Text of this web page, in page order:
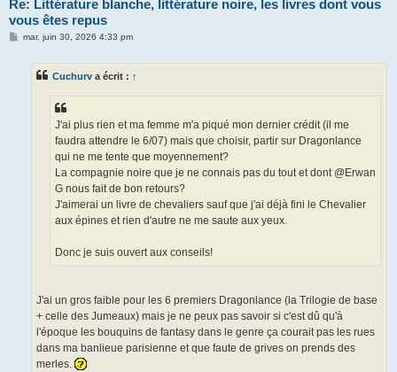
Re: Littérature blanche, littérature noire, les livres dont vous
vous êtes repus
Mmar. juin 30, 2026 4:33 pm
Cuchurv a écrit : ↑
J'ai plus rien et ma femme m'a piqué mon dernier crédit (il me
faudra attendre le 6/07) mais que choisir, partir sur Dragonlance
qui ne me tente que moyennement?
La compagnie noire que je ne connais pas du tout et dont @Erwan
G nous fait de bon retours?
J'aimerai un livre de chevaliers sauf que j'ai déjà fini le Chevalier
aux épines et rien d'autre ne me saute aux yeux.
Donc je suis ouvert aux conseils!
J'ai un gros faible pour les 6 premiers Dragonlance (la Trilogie de base
+ celle des Jumeaux) mais je ne peux pas savoir si c'est dû qu'à
l'époque les bouquins de fantasy dans le genre ça courait pas les rues
dans ma banlieue parisienne et que faute de grives on prends des
merles.